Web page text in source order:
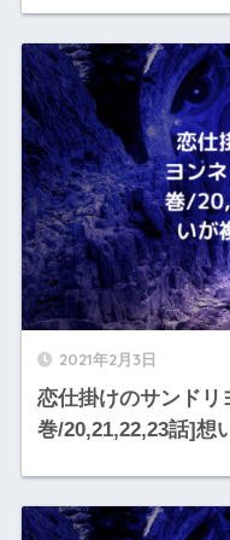
2021年2月3日
恋仕掛けのサンドリ
巻/20,21,22,23話]想